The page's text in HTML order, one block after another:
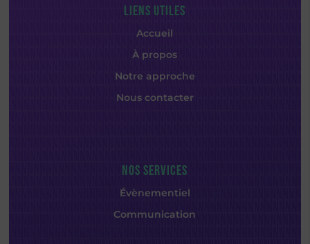
LIENS UTILES
Accueil
À propos
Notre approche
Nous contacter
NOS SERVICES
Évènementiel
Communication